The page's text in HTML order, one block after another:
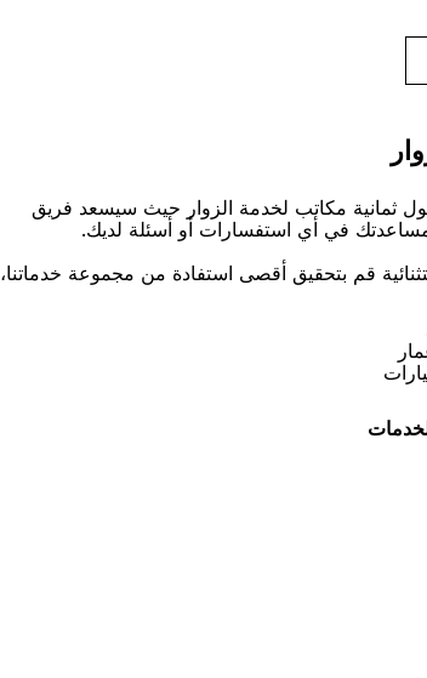
ﺛﻤﺎﻧﻴﺔ ﻣﻜﺎﺗﺐ ﻟﺨﺪﻣﺔ اﻟﺰﻭاﺭ ﺣﻴﺚ ﺳﻴﺴﻌﺪ ﻓﺮﻳﻖ
ﺑﻤﺴﺎﻋﺪﺗﻚ ﻓﻲ ﺃﻱ اﺳﺘﻔﺴﺎﺭاﺕ ﺃﻭ ﺃﺳﺌﻠﺔ ﻟﺪﻳﻚ.
ﻗﻢ ﺑﺘﺤﻘﻴﻖ ﺃﻗﺼﻰ اﺳﺘﻔﺎﺩﺓ ﻣﻦ ﻣﺠﻤﻮﻋﺔ ﺧﺪﻣﺎﺗﻨﺎ،